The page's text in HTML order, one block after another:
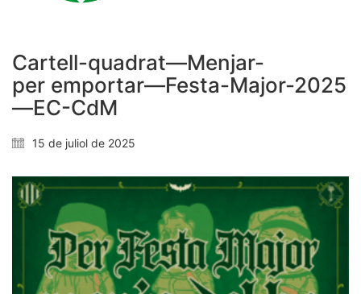
Cartell-quadrat—Menjar-
per emportar—Festa-Major-2025
—EC-CdM
15 de juliol de 2025